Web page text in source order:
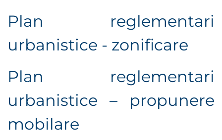
Plan reglementari
urbanistice - zonificare
Plan reglementari
urbanistice – propunere
mobilare